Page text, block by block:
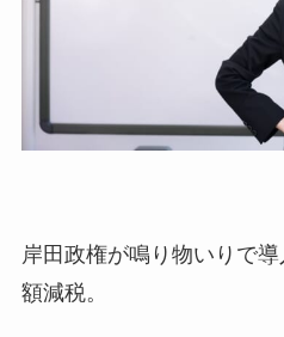
岸田政権が鳴り物いりで
額減税。